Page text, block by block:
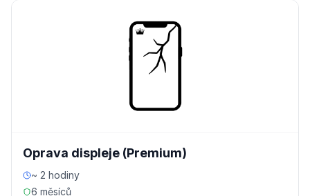
Oprava displeje (Premium)
~ 2 hodiny
6 měsíců